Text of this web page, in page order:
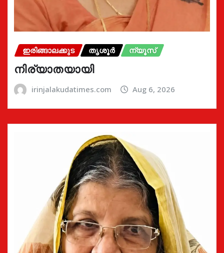
ഇരിങ്ങാലക്കുട തൃശൂർ ന്യൂസ്
നിര്യാതയായി
irinjalakudatimes.com Aug 6, 2026